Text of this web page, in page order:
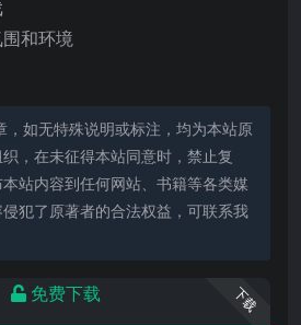
和环境
，如无特殊说明或标注，均为本站原
，在未征得本站同意时，禁止复
站内容到任何网站、书籍等各类媒
犯了原著者的合法权益，可联系我
下载
免费下载